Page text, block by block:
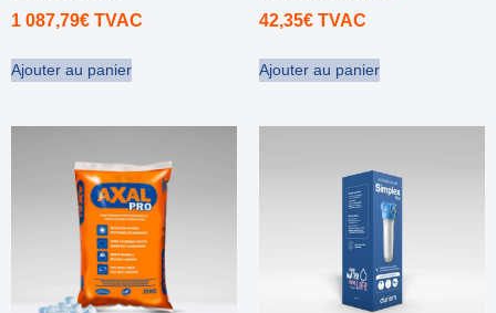
1 087,79€ TVAC
Ajouter au panier
42,35€ TVAC
Ajouter au panier